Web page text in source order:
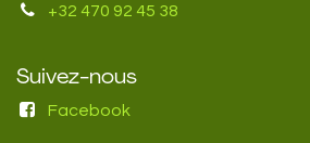
+32 470 92 45 38
Suivez-nous
Facebook